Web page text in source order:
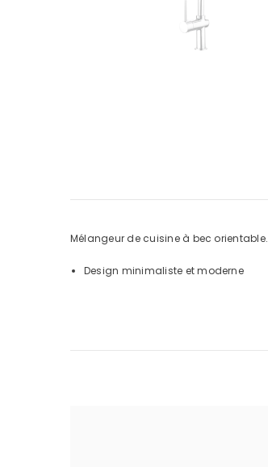
Mélangeur de cuisine à bec orientable.
Design minimaliste et moderne